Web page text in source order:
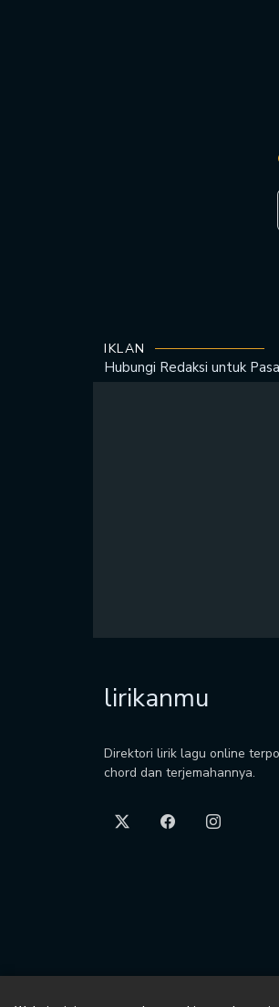
IKLAN
Hubungi Redaksi untuk
lirikanmu
Direktori lirik lagu online
chord dan terjemahannya.